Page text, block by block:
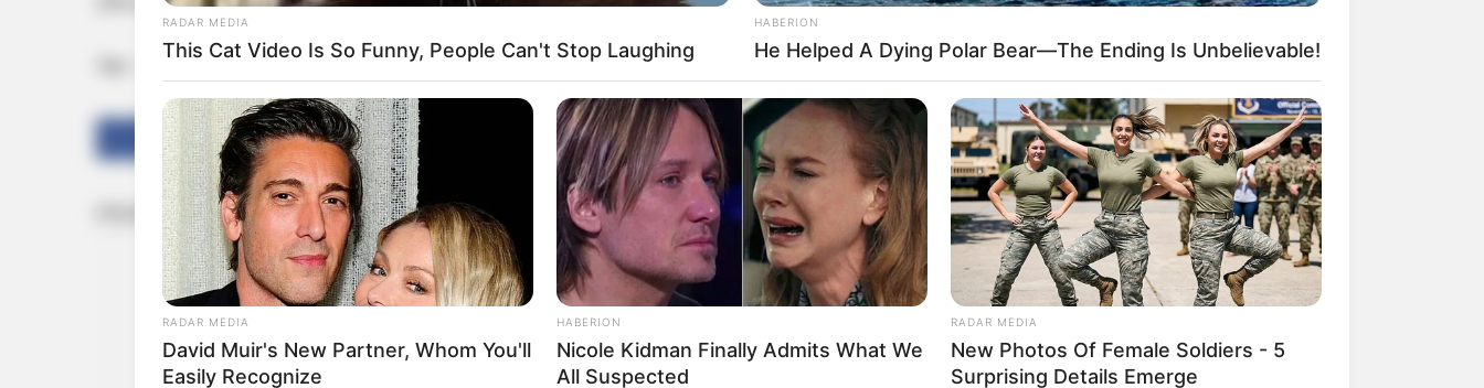
Share Tweet Send Share
RADAR MEDIA
This Cat Video Is So Funny, People Can't Stop Laughing
HABERION
He Helped A Dying Polar Bear—The Ending Is Unbelievable!
RADAR MEDIA
David Muir's New Partner, Whom You'll
Easily Recognize
HABERION
Nicole Kidman Finally Admits What We
All Suspected
RADAR MEDIA
New Photos Of Female Soldiers - 5
Surprising Details Emerge